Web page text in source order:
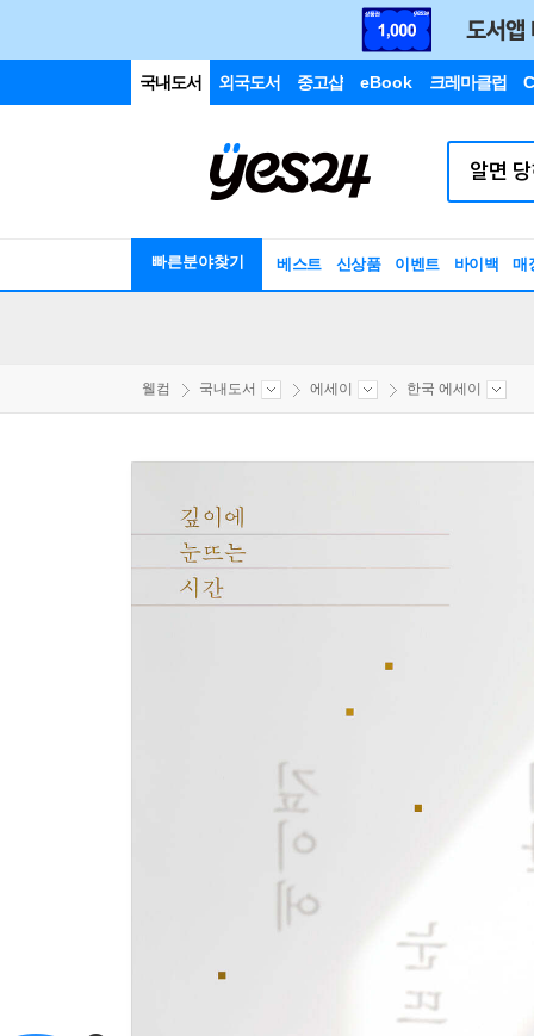
국내도서 외국도서 중고샵 eBook 크레마클럽
빠른분야찾기 베스트 신상품 이벤트 바이백 매
웰컴 국내도서 에세이 한국 에세이